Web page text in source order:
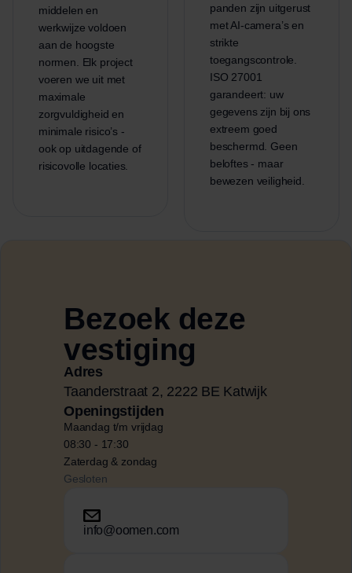
middelen en
werkwijze voldoen
aan de hoogste
normen. Elk project
voeren we uit met
maximale
zorgvuldigheid en
minimale risico’s -
ook op uitdagende of
risicovolle locaties.
panden zijn uitgerust
met AI-camera’s en
strikte
toegangscontrole.
ISO 27001
garandeert: uw
gegevens zijn bij ons
extreem goed
beschermd. Geen
beloftes - maar
bewezen veiligheid.
Bezoek deze
vestiging
Adres
Taanderstraat 2, 2222 BE Katwijk
Openingstijden
Maandag t/m vrijdag
08:30 - 17:30
Zaterdag & zondag
Gesloten
info@oomen.com